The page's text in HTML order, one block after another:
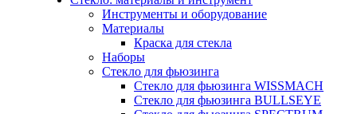
Инструменты и оборудование
Материалы
Краска для стекла
Наборы
Стекло для фьюзинга
Стекло для фьюзинга WISSMACH
Стекло для фьюзинга BULLSEYE